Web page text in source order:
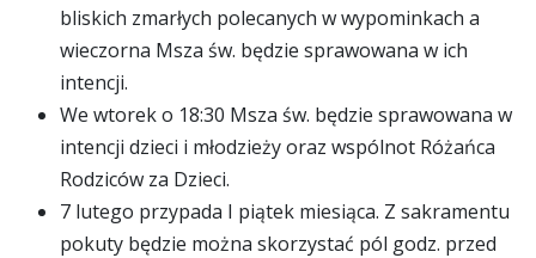
bliskich zmarłych polecanych w wypominkach a
wieczorna Msza św. będzie sprawowana w ich
intencji.
We wtorek o 18:30 Msza św. będzie sprawowana w
intencji dzieci i młodzieży oraz wspólnot Różańca
Rodziców za Dzieci.
7 lutego przypada I piątek miesiąca. Z sakramentu
pokuty będzie można skorzystać pól godz. przed